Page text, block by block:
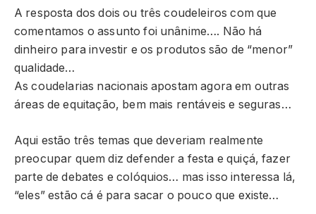
A resposta dos dois ou três coudeleiros com que
comentamos o assunto foi unânime…. Não há
dinheiro para investir e os produtos são de “menor”
qualidade…
As coudelarias nacionais apostam agora em outras
áreas de equitação, bem mais rentáveis e seguras…
Aqui estão três temas que deveriam realmente
preocupar quem diz defender a festa e quiçá, fazer
parte de debates e colóquios… mas isso interessa lá,
“eles” estão cá é para sacar o pouco que existe…